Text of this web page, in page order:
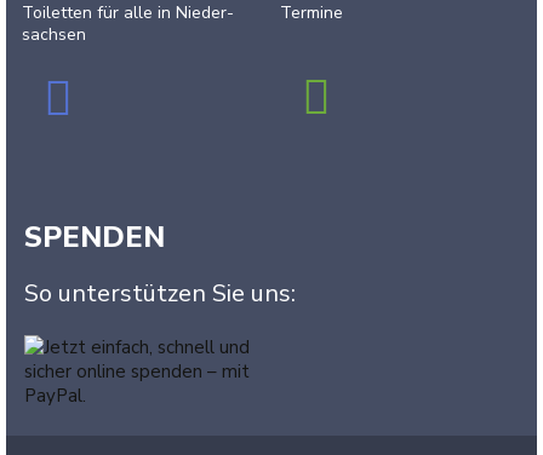
Toiletten für alle in Nieder­
sachsen
Termine
SPENDEN
So unterstützen Sie uns: